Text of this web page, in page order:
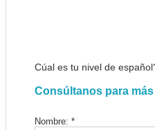
Cúal es tu nivel de
Consúltanos para
Nombre: *